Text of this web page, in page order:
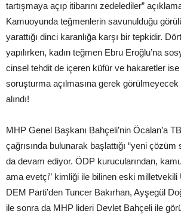
tartışmaya açıp itibarını zedelediler”
Kamuoyunda teğmenlerin savunulduğu
yarattığı dinci karanlığa karşı bir tepkidir.
yapılırken, kadın teğmen Ebru Eroğlu’na
cinsel tehdit de içeren küfür ve hakaretler ise
soruşturma açılmasına gerek görülmeyecek
alındı!
MHP Genel Başkanı Bahçeli’nin Öcalan’a
çağrısında bulunarak başlattığı “yeni çözüm
da devam ediyor. ÖDP kurucularından,
ama evetçi” kimliği ile bilinen eski milletvekili
DEM Parti’den Tuncer Bakırhan, Ayşegül
ile sonra da MHP lideri Devlet Bahçeli ile